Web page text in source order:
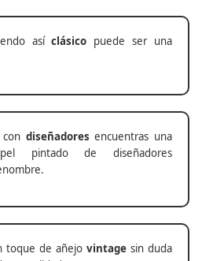
asíclásico puede ser una
diseñadores encuentras una
pintado de diseñadores
toque de añejo vintage sin duda